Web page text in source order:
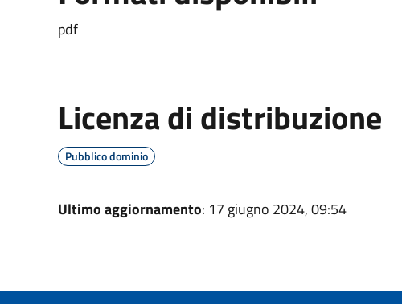
pdf
Licenza di distribuzione
Pubblico dominio
Ultimo aggiornamento: 17 giugno 2024, 09:54